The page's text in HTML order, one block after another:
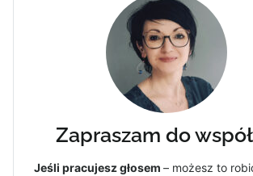
Zapraszam do
Jeśli pracujesz głosem – możesz to